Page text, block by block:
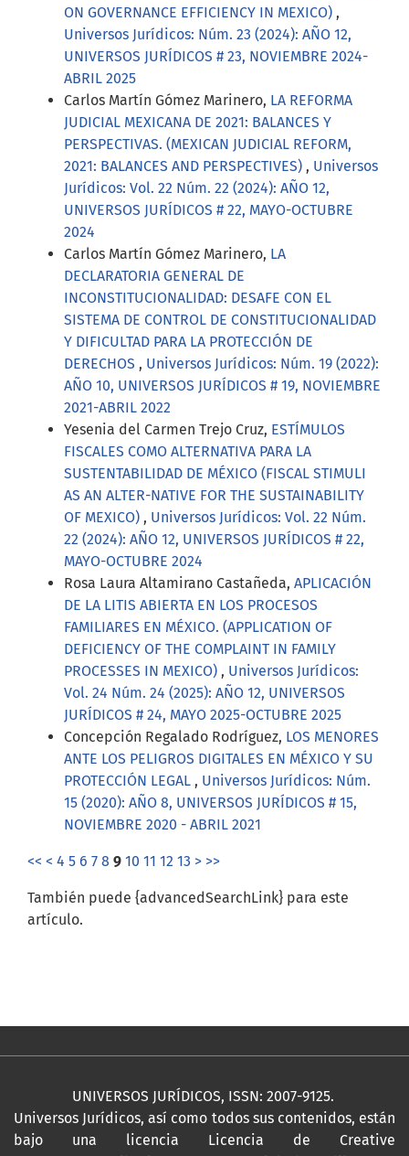
ON GOVERNANCE EFFICIENCY IN MEXICO) ,
Universos Jurídicos: Núm. 23 (2024): AÑO 12,
UNIVERSOS JURÍDICOS # 23, NOVIEMBRE 2024-
ABRIL 2025
Carlos Martín Gómez Marinero, LA REFORMA
JUDICIAL MEXICANA DE 2021: BALANCES Y
PERSPECTIVAS. (MEXICAN JUDICIAL REFORM,
2021: BALANCES AND PERSPECTIVES) , Universos
Jurídicos: Vol. 22 Núm. 22 (2024): AÑO 12,
UNIVERSOS JURÍDICOS # 22, MAYO-OCTUBRE
2024
Carlos Martín Gómez Marinero, LA
DECLARATORIA GENERAL DE
INCONSTITUCIONALIDAD: DESAFE CON EL
SISTEMA DE CONTROL DE CONSTITUCIONALIDAD
Y DIFICULTAD PARA LA PROTECCIÓN DE
DERECHOS , Universos Jurídicos: Núm. 19 (2022):
AÑO 10, UNIVERSOS JURÍDICOS # 19, NOVIEMBRE
2021-ABRIL 2022
Yesenia del Carmen Trejo Cruz, ESTÍMULOS
FISCALES COMO ALTERNATIVA PARA LA
SUSTENTABILIDAD DE MÉXICO (FISCAL STIMULI
AS AN ALTER-NATIVE FOR THE SUSTAINABILITY
OF MEXICO) , Universos Jurídicos: Vol. 22 Núm.
22 (2024): AÑO 12, UNIVERSOS JURÍDICOS # 22,
MAYO-OCTUBRE 2024
Rosa Laura Altamirano Castañeda, APLICACIÓN
DE LA LITIS ABIERTA EN LOS PROCESOS
FAMILIARES EN MÉXICO. (APPLICATION OF
DEFICIENCY OF THE COMPLAINT IN FAMILY
PROCESSES IN MEXICO) , Universos Jurídicos:
Vol. 24 Núm. 24 (2025): AÑO 12, UNIVERSOS
JURÍDICOS # 24, MAYO 2025-OCTUBRE 2025
Concepción Regalado Rodríguez, LOS MENORES
ANTE LOS PELIGROS DIGITALES EN MÉXICO Y SU
PROTECCIÓN LEGAL , Universos Jurídicos: Núm.
15 (2020): AÑO 8, UNIVERSOS JURÍDICOS # 15,
NOVIEMBRE 2020 - ABRIL 2021
<< < 4 5 6 7 8 9 10 11 12 13 > >>
También puede {advancedSearchLink} para este
artículo.
UNIVERSOS JURÍDICOS, ISSN: 2007-9125.
Universos Jurídicos, así como todos sus contenidos, están
bajo una licencia Licencia de Creative